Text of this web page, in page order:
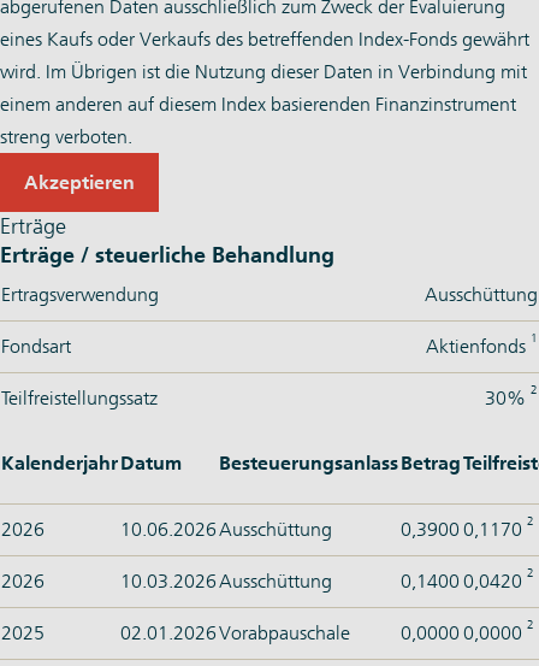
abgerufenen Daten ausschließlich zum Zweck der Evaluierung
eines Kaufs oder Verkaufs des betreffenden Index-Fonds gewährt
wird. Im Übrigen ist die Nutzung dieser Daten in Verbindung mit
einem anderen auf diesem Index basierenden Finanzinstrument
streng verboten.
Akzeptieren
Erträge
Erträge / steuerliche Behandlung
Ertragsverwendung Ausschüttung
Fondsart Aktienfonds 1
Teilfreistellungssatz 30% 2
KalenderjahrDatum BesteuerungsanlassBetrag
2026 10.06.2026Ausschüttung 0,3900 0,1170 2
2026 10.03.2026Ausschüttung 0,1400 0,0420 2
2025 02.01.2026Vorabpauschale 0,0000 0,0000 2